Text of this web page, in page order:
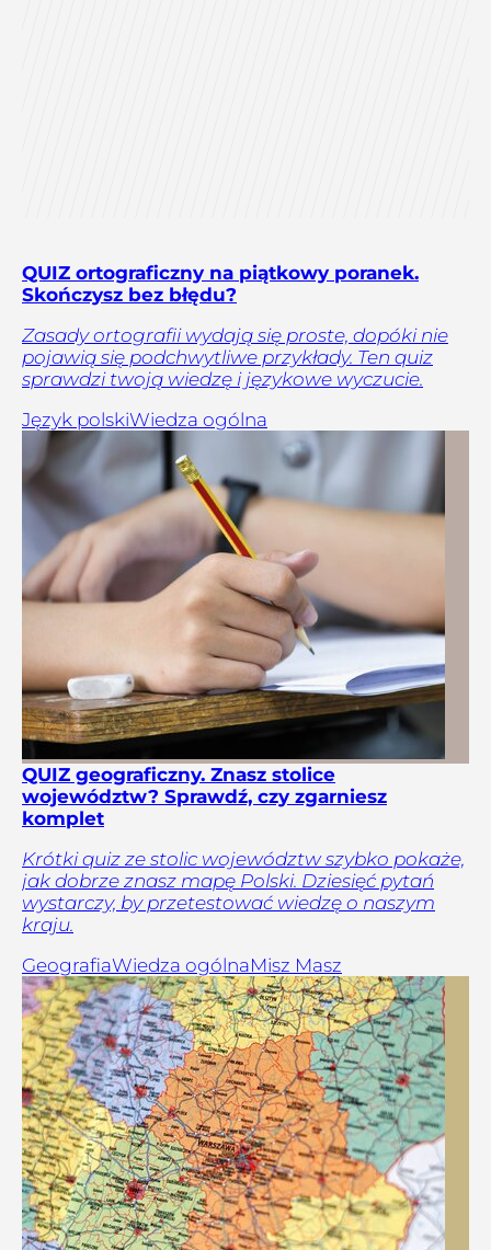
QUIZ ortograficzny na piątkowy poranek.
Skończysz bez błędu?
Zasady ortografii wydają się proste, dopóki nie
pojawią się podchwytliwe przykłady. Ten quiz
sprawdzi twoją wiedzę i językowe wyczucie.
Język polskiWiedza ogólna
QUIZ geograficzny. Znasz stolice
województw? Sprawdź, czy zgarniesz
komplet
Krótki quiz ze stolic województw szybko pokaże,
jak dobrze znasz mapę Polski. Dziesięć pytań
wystarczy, by przetestować wiedzę o naszym
kraju.
GeografiaWiedza ogólnaMisz Masz